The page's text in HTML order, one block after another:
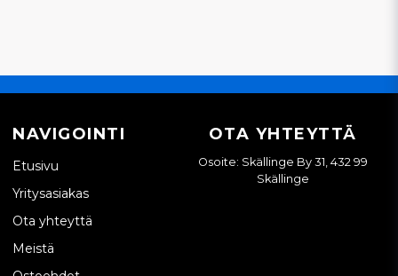
NAVIGOINTI
Etusivu
Yritysasiakas
Ota yhteyttä
Meistä
OTA YHTEYTTÄ
Osoite: Skällinge By 31, 432 99
Skällinge